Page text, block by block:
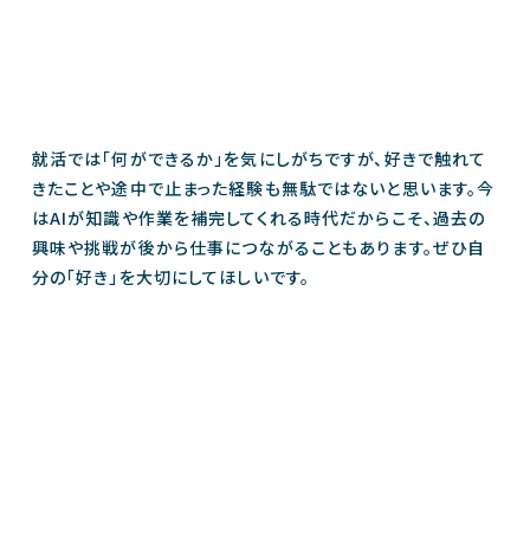
就活では「何ができるか」を気にしがちですが、好きで触れて
きたことや途中で止まった経験も無駄ではないと思います。今
はAIが知識や作業を補完してくれる時代だからこそ、過去の
興味や挑戦が後から仕事につながることもあります。ぜひ自
分の「好き」を大切にしてほしいです。